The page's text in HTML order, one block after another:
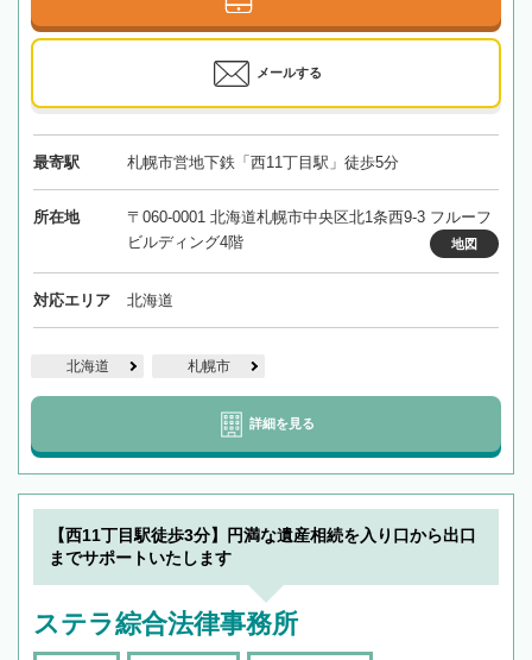
メールする
最寄駅 札幌市営地下鉄「西11丁目駅」徒歩5分
所在地
〒060-0001 北海道札幌市中央区北1条西9-3 フルーフ
ビルディング4階
地図
対応エリア 北海道
北海道 札幌市
詳細を見る
【西11丁目駅徒歩3分】円満な遺産相続を入り口から出口
までサポートいたします
ステラ綜合法律事務所